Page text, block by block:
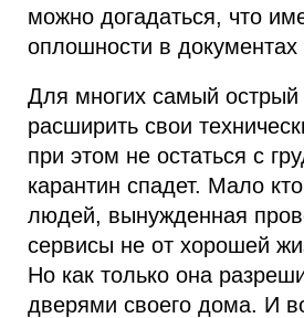
можно догадаться, что
оплошности в
Для многих самый острый
расширить свои
при этом не остаться с
карантин спадет. Мало
людей, вынужденная
сервисы не от хорошей
Но как только она
дверями своего дома. И